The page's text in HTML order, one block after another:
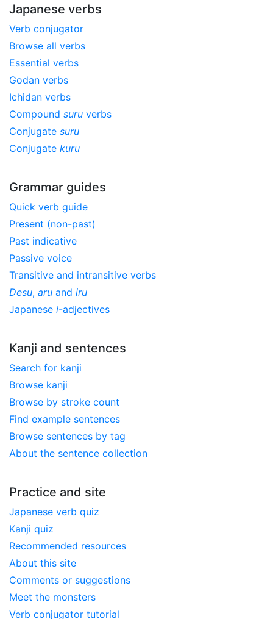
Japanese verbs
Verb conjugator
Browse all verbs
Essential verbs
Godan verbs
Ichidan verbs
Compound suru verbs
Conjugate suru
Conjugate kuru
Grammar guides
Quick verb guide
Present (non-past)
Past indicative
Passive voice
Transitive and intransitive verbs
Desu, aru and iru
Japanese i-adjectives
Kanji and sentences
Search for kanji
Browse kanji
Browse by stroke count
Find example sentences
Browse sentences by tag
About the sentence collection
Practice and site
Japanese verb quiz
Kanji quiz
Recommended resources
About this site
Comments or suggestions
Meet the monsters
Verb conjugator tutorial